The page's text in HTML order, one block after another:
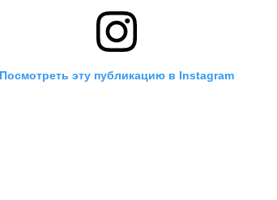
Посмотреть эту публикацию в Instagram